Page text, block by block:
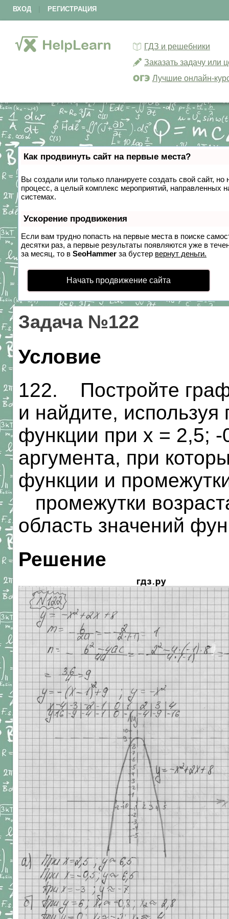
ВХОД РЕГИСТРАЦИЯ
ГДЗ и решебники
Заказать задачу или
Лучшие онлайн-
Как продвинуть сайт на первые места?
Вы создали или только планируете создать свой сайт,
процесс, а целый комплекс мероприятий, направленных
системах.
Ускорение продвижения
Если вам трудно попасть на первые места в поиске
десятки раз, а первые результаты появляются уже в
за месяц, то в SeoHammer за бустер вернут деньги.
Начать продвижение сайта
Задача №122
Условие
122. Постройте
и найдите,
функции при х = 2,5;
аргумента, при
функции и
промежутки
область значений
Решение